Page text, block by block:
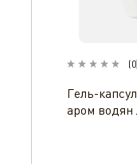
(0)
Гель-
аром водян